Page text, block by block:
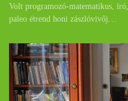
Volt programozó-matematikus,
paleo étrend honi zászlóvivőj…